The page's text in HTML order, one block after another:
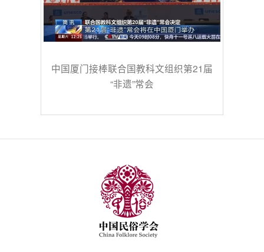
中国厦门接棒联合国教科文组织第21届
“非遗”常会